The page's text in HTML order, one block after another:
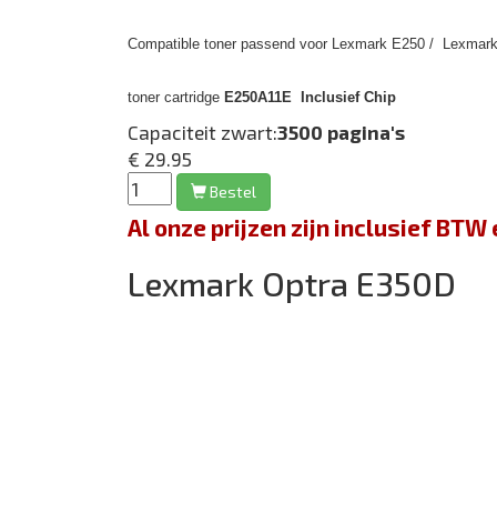
Compatible toner passend voor Lexmark E250 /
toner cartridge E250A11E Inclusief Chip
Capaciteit zwart:3500 pagina's
€ 29.95
Bestel
Al onze prijzen zijn inclusief
Lexmark Optra E350D